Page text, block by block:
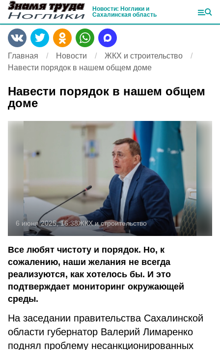
Новости: Ноглики и
Сахалинская область
Главная Новости
ЖКХ и строительство
Навести порядок в нашем общем доме
Навести порядок в нашем общем
доме
6 июня 2025, 16:38ЖКХ и строительство
Все любят чистоту и порядок. Но, к
сожалению, наши желания не всегда
реализуются, как хотелось бы. И это
подтверждает мониторинг окружающей
среды.
На заседании правительства Сахалинской
области губернатор Валерий Лимаренко
поднял проблему несанкционированных